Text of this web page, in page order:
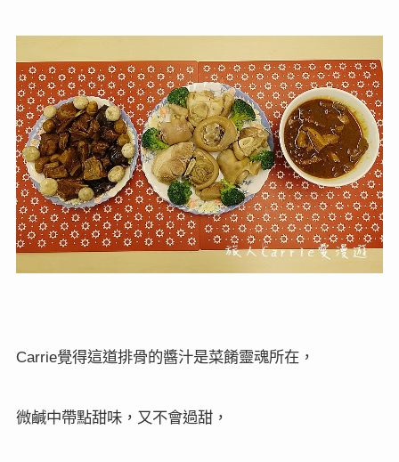
Carrie覺得這道排骨的醬汁是菜餚靈魂所在，
微鹹中帶點甜味，又不會過甜，